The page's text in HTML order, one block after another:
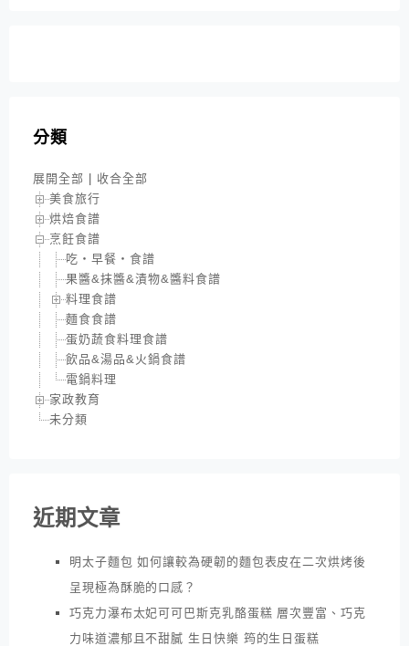
分類
展開全部
收合全部
美食旅行
烘焙食譜
烹飪食譜
吃‧早餐‧食譜
果醬&抹醬&漬物&醬料食譜
料理食譜
麵食食譜
蛋奶蔬食料理食譜
飲品&湯品&火鍋食譜
電鍋料理
家政教育
未分類
近期文章
明太子麵包 如何讓較為硬韌的麵包表皮在二次烘烤後
呈現極為酥脆的口感？
巧克力瀑布太妃可可巴斯克乳酪蛋糕 層次豐富、巧克
力味道濃郁且不甜膩 生日快樂 筠的生日蛋糕